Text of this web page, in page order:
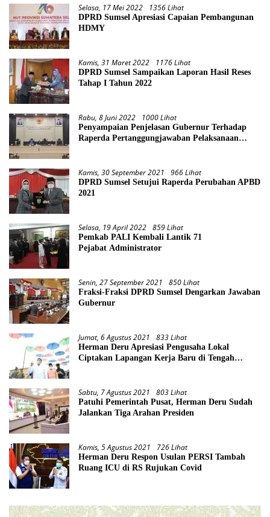
Selasa, 17 Mei 2022 1356 Lihat
DPRD Sumsel Apresiasi Capaian Pembangunan
HDMY
Kamis, 31 Maret 2022 1176 Lihat
DPRD Sumsel Sampaikan Laporan Hasil Reses
Tahap I Tahun 2022
Rabu, 8 Juni 2022 1000 Lihat
Penyampaian Penjelasan Gubernur Terhadap
Raperda Pertanggungjawaban Pelaksanaan
Kamis, 30 September 2021 966 Lihat
DPRD Sumsel Setujui Raperda Perubahan APBD
2021
Selasa, 19 April 2022 859 Lihat
Pemkab PALI Kembali Lantik 71
Pejabat Administrator
Senin, 27 September 2021 850 Lihat
Fraksi-Fraksi DPRD Sumsel Dengarkan Jawaban
Gubernur
Jumat, 6 Agustus 2021 833 Lihat
Herman Deru Apresiasi Pengusaha Lokal
Ciptakan Lapangan Kerja Baru di Tengah
Sabtu, 7 Agustus 2021 803 Lihat
Patuhi Pemerintah Pusat, Herman Deru Sudah
Jalankan Tiga Arahan Presiden
Kamis, 5 Agustus 2021 726 Lihat
Herman Deru Respon Usulan PERSI Tambah
Ruang ICU di RS Rujukan Covid